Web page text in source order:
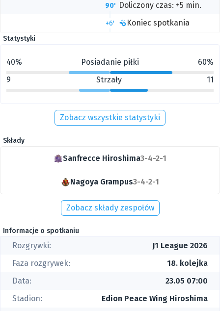
90' Doliczony czas: +5 min.
+6' Koniec spotkania
Statystyki
40% Posiadanie piłki
60%
9
Strzały 11
Zobacz wszystkie statystyki
Składy
Sanfrecce Hiroshima3-4-2-1
Nagoya Grampus3-4-2-1
Zobacz składy zespołów
Informacje o spotkaniu
Rozgrywki:
J1 League 2026
Faza rozgrywek:
18. kolejka
Data:
23.05 07:00
Stadion:
Edion Peace Wing Hiroshima